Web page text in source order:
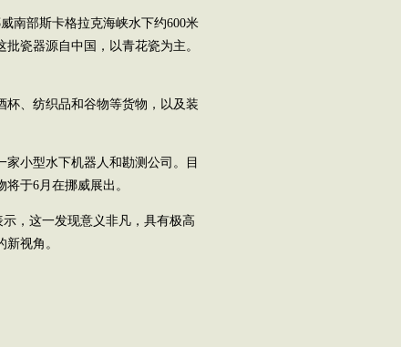
部斯卡格拉克海峡水下约600米
瓷器源自中国，以青花瓷为主。
、纺织品和谷物等货物，以及装
小型水下机器人和勘测公司。目
于6月在挪威展出。
，这一发现意义非凡，具有极高
视角。